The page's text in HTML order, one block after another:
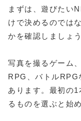
まずは、遊びたい
けで決めるのでは
かを確認しましょう
写真を撮るゲーム
RPG、バトルRPG
あります。最初の
るものを選ぶと始